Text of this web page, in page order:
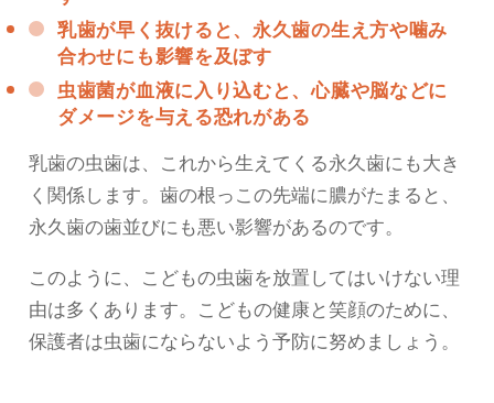
乳歯が早く抜けると、永久歯の生え方や噛み
合わせにも影響を及ぼす
虫歯菌が血液に入り込むと、心臓や脳などに
ダメージを与える恐れがある
乳歯の虫歯は、これから生えてくる永久歯にも大き
く関係します。歯の根っこの先端に膿がたまると、
永久歯の歯並びにも悪い影響があるのです。
このように、こどもの虫歯を放置してはいけない理
由は多くあります。こどもの健康と笑顔のために、
保護者は虫歯にならないよう予防に努めましょう。